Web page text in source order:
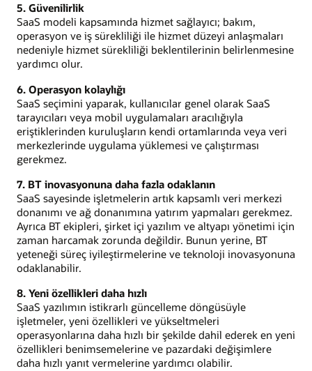
5. Güvenilirlik
SaaS modeli kapsamında hizmet sağlayıcı; bakım,
operasyon ve iş sürekliliği ile hizmet düzeyi anlaşmaları
nedeniyle hizmet sürekliliği beklentilerinin belirlenmesine
yardımcı olur.
6. Operasyon kolaylığı
SaaS seçimini yaparak, kullanıcılar genel olarak SaaS
tarayıcıları veya mobil uygulamaları aracılığıyla
eriştiklerinden kuruluşların kendi ortamlarında veya veri
merkezlerinde uygulama yüklemesi ve çalıştırması
gerekmez.
7. BT inovasyonuna daha fazla odaklanın
SaaS sayesinde işletmelerin artık kapsamlı veri merkezi
donanımı ve ağ donanımına yatırım yapmaları gerekmez.
Ayrıca BT ekipleri, şirket içi yazılım ve altyapı yönetimi için
zaman harcamak zorunda değildir. Bunun yerine, BT
yeteneği süreç iyileştirmelerine ve teknoloji inovasyonuna
odaklanabilir.
8. Yeni özellikleri daha hızlı
SaaS yazılımın istikrarlı güncelleme döngüsüyle
işletmeler, yeni özellikleri ve yükseltmeleri
operasyonlarına daha hızlı bir şekilde dahil ederek en yeni
özellikleri benimsemelerine ve pazardaki değişimlere
daha hızlı yanıt vermelerine yardımcı olabilir.